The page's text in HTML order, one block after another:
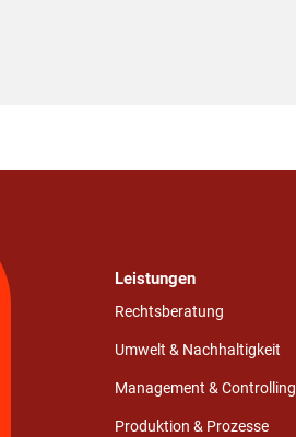
Leistungen
Rechtsberatung
Umwelt & Nachhaltigkeit
Management & Controlling
Produktion & Prozesse